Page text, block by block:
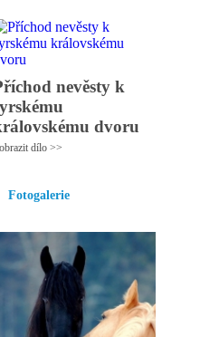
nevěsty k
dvoru
dílo >>
Fotogalerie